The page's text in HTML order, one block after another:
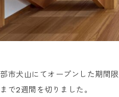
市犬山にてオープンした期間限
で2週間を切りました。